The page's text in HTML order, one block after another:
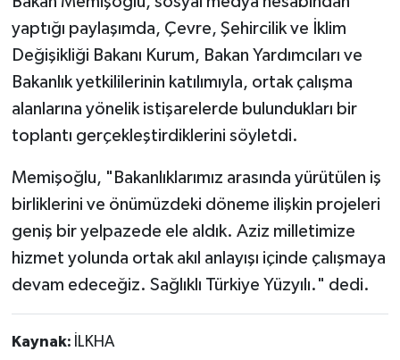
yaptığı paylaşımda, Çevre, Şehircilik ve İklim
Değişikliği Bakanı Kurum, Bakan Yardımcıları ve
Bakanlık yetkililerinin katılımıyla, ortak çalışma
alanlarına yönelik istişarelerde bulundukları bir
toplantı gerçekleştirdiklerini söyletdi.
Memişoğlu, "Bakanlıklarımız arasında yürütülen iş
birliklerini ve önümüzdeki döneme ilişkin projeleri
geniş bir yelpazede ele aldık. Aziz milletimize
hizmet yolunda ortak akıl anlayışı içinde çalışmaya
devam edeceğiz. Sağlıklı Türkiye Yüzyılı." dedi.
Kaynak: İLKHA